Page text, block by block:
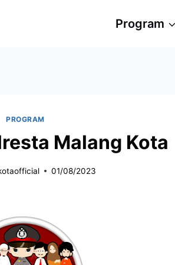
Program
PROGRAM
Malang Kota
01/08/2023